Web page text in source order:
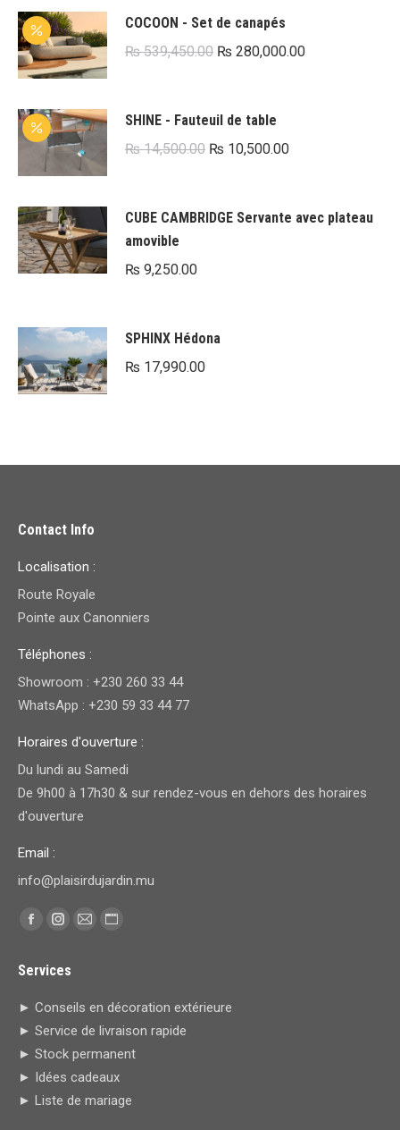
COCOON - Set de canapés
₨539,450.00 Le
était :
₨ 539,450.00.
₨ 280,000.00Le
SHINE - Fauteuil de table
₨14,500.00 Le
était :
₨ 10,500.00Le
est :
CUBE CAMBRIDGE Servante avec plateau
amovible
₨ 9,250.00
SPHINX Hédona
₨ 17,990.00
Contact Info
Localisation :
Route Royale
Pointe aux Canonniers
Téléphones :
Showroom : +230 260 33 44
WhatsApp : +230 59 33 44 77
Horaires d'ouverture :
Du lundi au Samedi
De 9h00 à 17h30 & sur rendez-vous en dehors des horaires
d'ouverture
Email :
info@plaisirdujardin.mu
Trouvez nous sur :
Facebook
opens
in
new
window
Instagram
opens
new
window
E-
opens
in
window
Site
opens
Services
► Conseils en décoration extérieure
► Service de livraison rapide
► Stock permanent
► Idées cadeaux
► Liste de mariage